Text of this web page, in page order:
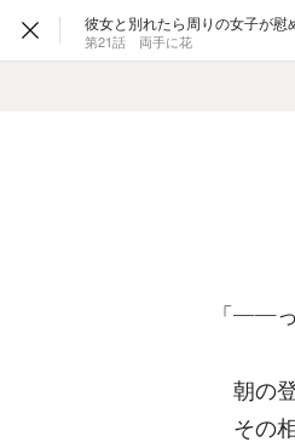
彼女と別れたら周りの女子が慰
第21話 両手に花
「――
朝の登
その相